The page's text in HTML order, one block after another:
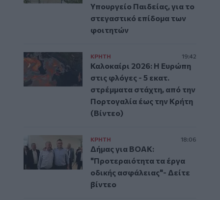
Υπουργείο Παιδείας, για το
στεγαστικό επίδομα των
φοιτητών
ΚΡΗΤΗ 19:42
Καλοκαίρι 2026: Η Ευρώπη
στις φλόγες - 5 εκατ.
στρέμματα στάχτη, από την
Πορτογαλία έως την Κρήτη
(Βίντεο)
ΚΡΗΤΗ 18:06
Δήμας για ΒΟΑΚ:
"Προτεραιότητα τα έργα
οδικής ασφάλειας"- Δείτε
βίντεο